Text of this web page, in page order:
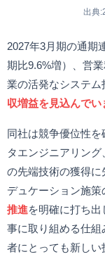
出典
2027年3月期の通期
期比9.6%増）、営
業の活発なシステム
収増益を見込んでい
同社は競争優位性
タエンジニアリン
の先端技術の獲得
デュケーション施策
推進を明確に打ち
事に取り組める仕
者にとっても新し